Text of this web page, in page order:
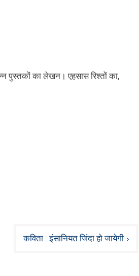
पुस्तकों का लेखन। एहसास रिश्तों का,
कविता : इंसानियत जिंदा हो जायेगी